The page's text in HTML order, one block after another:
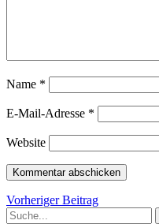
Name *
E-Mail-Adresse *
Website
Beitragsnavigation
Vorheriger BeitragVorheriger
Suche